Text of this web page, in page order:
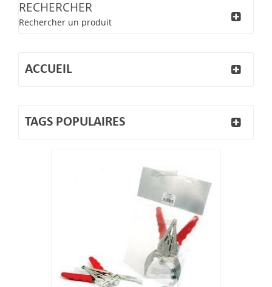
RECHERCHER
Rechercher un produit
ACCUEIL
TAGS POPULAIRES